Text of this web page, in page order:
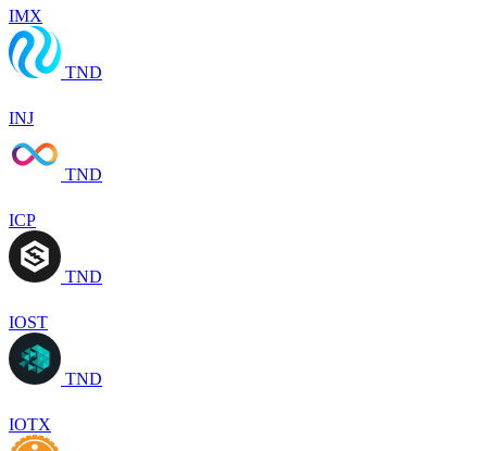
IMX
TND
INJ
TND
ICP
TND
IOST
TND
IOTX